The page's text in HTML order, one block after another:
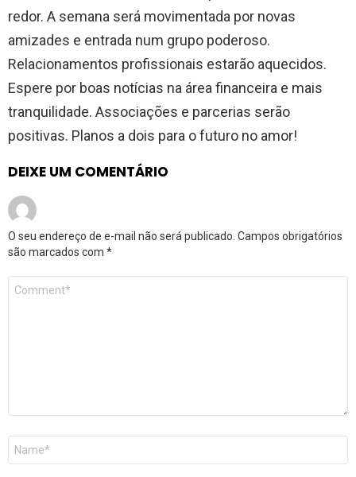
redor. A semana será movimentada por novas
amizades e entrada num grupo poderoso.
Relacionamentos profissionais estarão aquecidos.
Espere por boas notícias na área financeira e mais
tranquilidade. Associações e parcerias serão
positivas. Planos a dois para o futuro no amor!
DEIXE UM COMENTÁRIO
O seu endereço de e-mail não será publicado. Campos obrigatórios
são marcados com *
Comentário
Nome